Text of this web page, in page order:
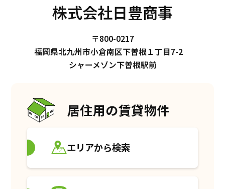
株式会社日豊商事
〒800-0217
福岡県北九州市小倉南区下曽根１丁目7-2
シャーメゾン下曽根駅前
居住用の賃貸物件
エリアから検索